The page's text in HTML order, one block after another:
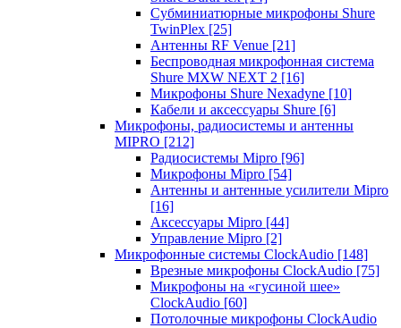
Субминиатюрные микрофоны Shure
TwinPlex [25]
Антенны RF Venue [21]
Беспроводная микрофонная система
Shure MXW NEXT 2 [16]
Микрофоны Shure Nexadyne [10]
Кабели и аксессуары Shure [6]
Микрофоны, радиосистемы и антенны
MIPRO [212]
Радиосистемы Mipro [96]
Микрофоны Mipro [54]
Антенны и антенные усилители Mipro
[16]
Аксессуары Mipro [44]
Управление Mipro [2]
Микрофонные системы ClockAudio [148]
Врезные микрофоны ClockAudio [75]
Микрофоны на «гусиной шее»
ClockAudio [60]
Потолочные микрофоны ClockAudio